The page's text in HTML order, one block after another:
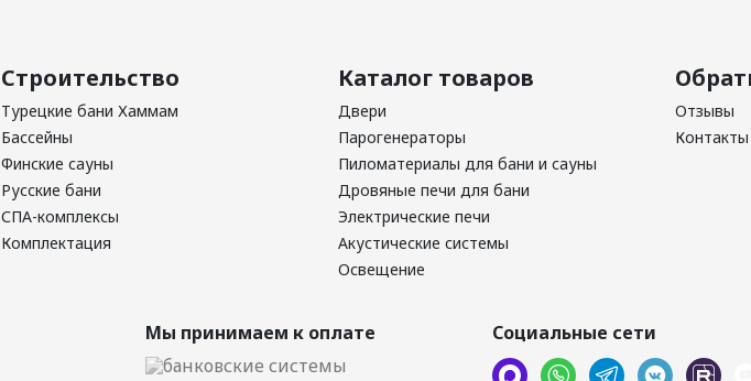
Строительство
Турецкие бани Хаммам
Бассейны
Финские сауны
Русские бани
СПА-комплексы
Комплектация
Каталог товаров
Двери
Парогенераторы
Пиломатериалы для бани и сауны
Дровяные печи для бани
Электрические печи
Акустические системы
Освещение
Отзывы
Контакты
Мы принимаем к оплате Социальные сети